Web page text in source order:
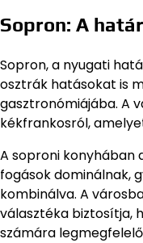
Sopron: A
Sopron, a nyugati
osztrák hatásokat is
gasztronómiájába. A
kékfrankosról,
A soproni konyhában
fogások dominálnak,
kombinálva. A
választéka biztosítja,
számára